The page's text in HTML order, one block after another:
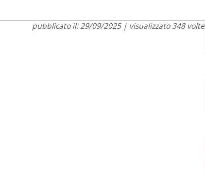
pubblicato il: 29/09/2025 | visualizzato 348 volte